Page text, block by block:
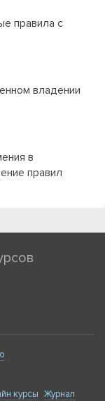
правила с
владении
в
правил
курсы Журнал